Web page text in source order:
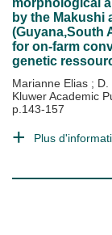
morphological
by the Makushi
(Guyana,South
for on-farm
genetic
Marianne Elias ; D.
Kluwer Academic
p.143-157
Plus